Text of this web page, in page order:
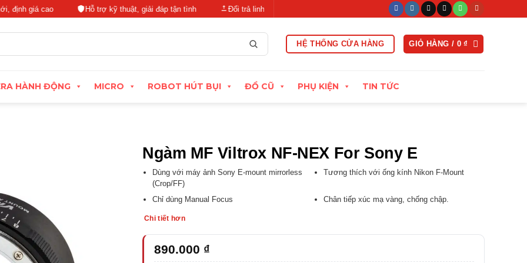
giá cao Hỗ trợ kỹ thuật, giải đáp tận tình Đổi trả linh hoạt trong vòng 15 ngày đầu Xuất hóa đơn VAT đầy đủ
HỆ THỐNG CỬA HÀNG GIỎ HÀNG / 0₫
HÀNH ĐỘNG MICRO ROBOT HÚT BỤI ĐỒ CŨ PHỤ KIỆN TIN TỨC
Ngàm MF Viltrox NF-NEX For Sony E
Dùng với máy ảnh Sony E-mount mirrorless
(Crop/FF)
Tương thích với ống kính Nikon F-Mount
Chỉ dùng Manual Focus Chân tiếp xúc mạ vàng, chống chập.
Chi tiết hơn
890.000 ₫